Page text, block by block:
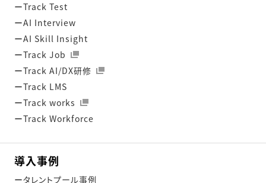
Track Test
AI Interview
AI Skill Insight
Track Job
Track AI/DX研修
Track LMS
Track works
Track Workforce
導入事例
タレントプール事例